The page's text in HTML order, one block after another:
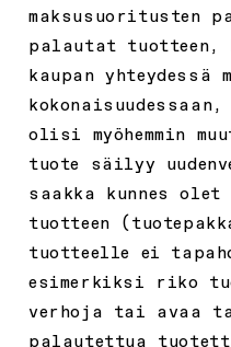
maksusuoritusten
palautat tuotteen,
kaupan yhteydessä
olisi myöhemmin
tuote säilyy
saakka kunnes
tuotteen
tuotteelle ei
esimerkiksi riko
verhoja tai avaa
palautettua